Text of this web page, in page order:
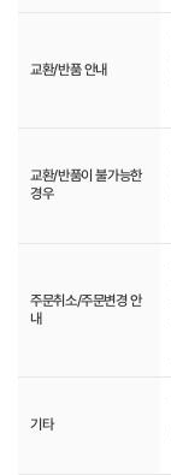
교환/반품 안내
교환/반품이 불가능한
경우
주문취소/주문변경 안
내
기타